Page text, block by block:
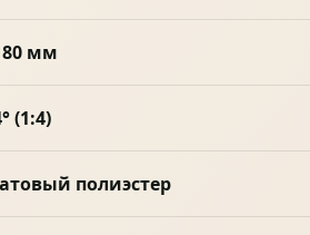
мм
(1:4)
полиэстер